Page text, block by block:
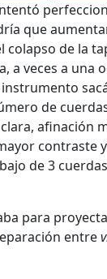
que
de la
a veces a una
de
afinación
de 3
para
entre